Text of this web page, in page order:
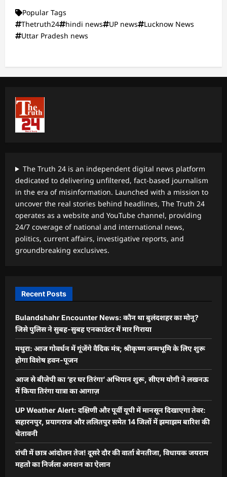
Popular Tags
Thetruth24
hindi news UP news
Lucknow News
Uttar Pradesh news
The Truth 24 is an independent digital news platform
dedicated to delivering unfiltered, fact-based journalism
in the era of misinformation. Launched with a mission to
uncover the real stories behind headlines, The Truth 24
operates as a website and YouTube channel, providing
24/7 coverage of national and international news,
politics, current affairs, investigative reports, and
groundbreaking exclusives.
Recent Posts
Bulandshahr Encounter News: कौन था बुलंदशहर का मोनू?
जिसे पुलिस ने सुबह-सुबह एनकाउंटर में मार गिराया
मथुरा: आज गोवर्धन में गूंजेंगे वैदिक मंत्र; श्रीकृष्ण जन्मभूमि के लिए शुरू
होगा विशेष हवन-पूजन
आज से बीजेपी का ‘हर घर तिरंगा’ अभियान शुरू, सीएम योगी ने लखनऊ
में किया तिरंगा यात्रा का आगाज़
UP Weather Alert: दक्षिणी और पूर्वी यूपी में मानसून दिखाएगा तेवर:
सहारनपुर, प्रयागराज और ललितपुर समेत 14 जिलों में झमाझम बारिश की
चेतावनी
रांची में छात्र आंदोलन तेज! दूसरे दौर की वार्ता बेनतीजा, विधायक जयराम
महतो का निर्जला अनशन का ऐलान